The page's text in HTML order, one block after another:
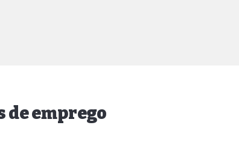
de emprego